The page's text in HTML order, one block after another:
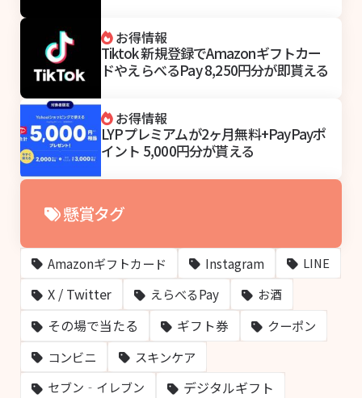
お得情報
Tiktok 新規登録でAmazonギフトカー
ドやえらべるPay 8,250円分が即貰える
お得情報
LYPプレミアムが2ヶ月無料+PayPayポ
イント 5,000円分が貰える
懸賞タグ
Amazonギフトカード Instagram LINE
X / Twitter えらべるPay お酒
その場で当たる ギフト券
クーポン
コンビニ
スキンケア
セブン‐イレブン デジタルギフト